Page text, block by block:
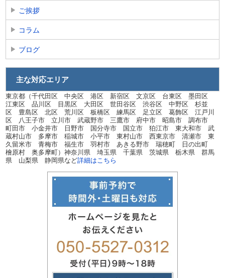
ご挨拶
コラム
ブログ
主な対応エリア
東京都（千代田区 中央区 港区 新宿区 文京区 台東区 墨田区
江東区 品川区 目黒区 大田区 世田谷区 渋谷区 中野区 杉並
区 豊島区 北区 荒川区 板橋区 練馬区 足立区 葛飾区 江戸川
区 八王子市 立川市 武蔵野市 三鷹市 府中市 昭島市 調布市
町田市 小金井市 日野市 国分寺市 国立市 狛江市 東大和市 武
蔵村山市 多摩市 稲城市 小平市 東村山市 西東京市 清瀬市 東
久留米市 青梅市 福生市 羽村市 あきる野市 瑞穂町 日の出町
檜原村 奥多摩町）神奈川県 埼玉県 千葉県 茨城県 栃木県 群馬
県 山梨県 静岡県など詳細はこちら